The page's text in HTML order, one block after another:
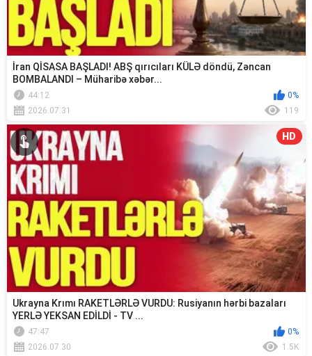
İran QİSASA BAŞLADI! ABŞ qırıcıları KÜLƏ döndü, Zəncan
BOMBALANDI – Müharibə xəbər...
44:12
0%
2026.07.31
119
HD
Ukrayna Krımı RAKETLƏRLƏ VURDU: Rusiyanın hərbi bazaları
YERLƏ YEKSAN EDİLDİ - TV ...
47:47
0%
2026.07.30
1.5K